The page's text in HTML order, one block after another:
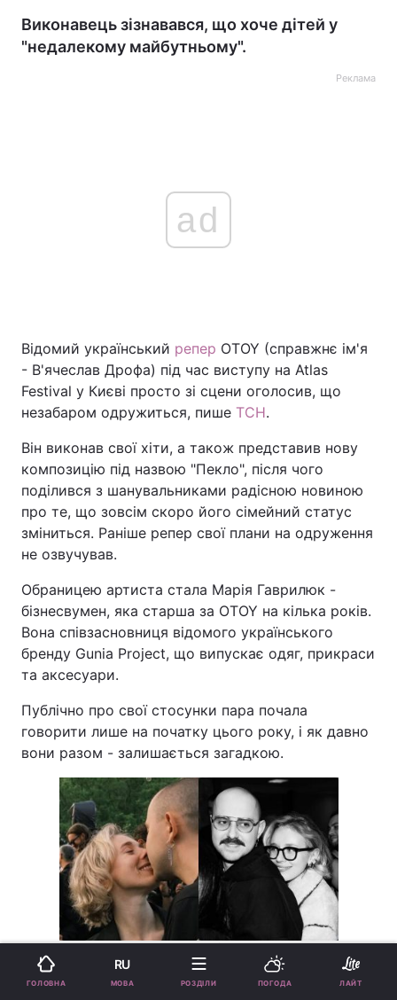
Виконавець зізнавався, що хоче дітей у
"недалекому майбутньому".
Реклама
ad
Відомий український репер OTOY (справжнє ім'я
- В'ячеслав Дрофа) під час виступу на Atlas
Festival у Києві просто зі сцени оголосив, що
незабаром одружиться, пише ТСН.
Він виконав свої хіти, а також представив нову
композицію під назвою "Пекло", після чого
поділився з шанувальниками радісною новиною
про те, що зовсім скоро його сімейний статус
зміниться. Раніше репер свої плани на одруження
не озвучував.
Обраницею артиста стала Марія Гаврилюк -
бізнесвумен, яка старша за OTOY на кілька років.
Вона співзасновниця відомого українського
бренду Gunia Project, що випускає одяг, прикраси
та аксесуари.
Публічно про свої стосунки пара почала
говорити лише на початку цього року, і як давно
вони разом - залишається загадкою.
Репер OTOY одружується / колаж УНІАН, фото
instagram.com/otoysounds
ГОЛОВНА
RU
МОВА РОЗДІЛИ ПОГОДА ЛАЙТ